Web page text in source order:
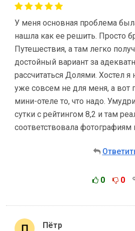
У меня основная проблема
нашла как ее решить. Просто
Путешествия, а там легко
достойный вариант за
рассчитаться Долями. Хостел я
уже совсем не для меня, а вот
мини-отеле то, что надо.
сутки с рейтингом 8,2 и там
соответствовала
0 0
Пётр